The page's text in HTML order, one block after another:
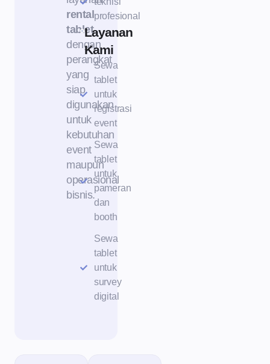
rental
tablet
dengan
perangkat
yang
siap
digunakan
untuk
kebutuhan
event
maupun
operasional
bisnis.
profesional
Layanan
Kami
Sewa
tablet
untuk
registrasi
event
Sewa
tablet
untuk
pameran
dan
booth
Sewa
tablet
untuk
survey
digital